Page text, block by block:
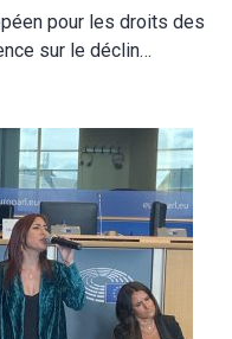
pour les droits des
sur le déclin…